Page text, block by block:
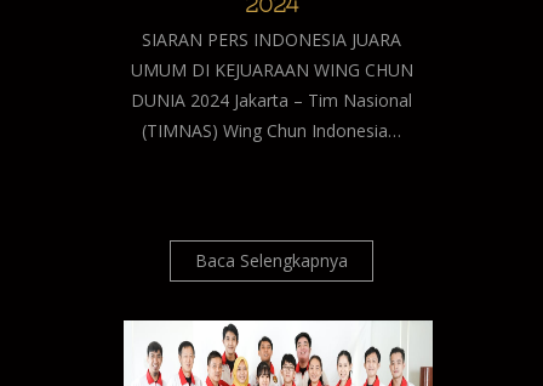
SIARAN PERS INDONESIA JUARA
UMUM DI KEJUARAAN WING CHUN
DUNIA 2024 Jakarta – Tim Nasional
(TIMNAS) Wing Chun Indonesia…
Baca Selengkapnya